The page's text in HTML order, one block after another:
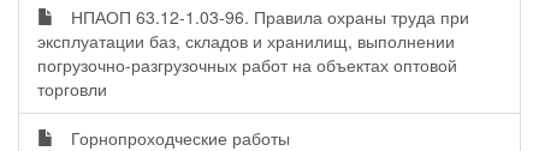
НПАОП 63.12-1.03-96. Правила охраны труда при
эксплуатации баз, складов и хранилищ, выполнении
погрузочно-разгрузочных работ на объектах оптовой
торговли
Горнопроходческие работы